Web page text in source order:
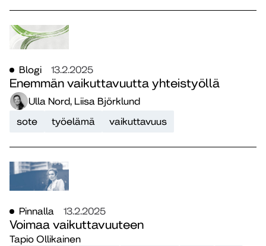
Blogi 13.2.2025
Enemmän vaikuttavuutta yhteistyöllä
Ulla Nord, Liisa Björklund
sote
työelämä vaikuttavuus
Pinnalla 13.2.2025
Voimaa vaikuttavuuteen
Tapio Ollikainen